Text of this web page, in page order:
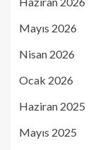
Mayıs 2026
Nisan 2026
Ocak 2026
Haziran 2025
Mayıs 2025